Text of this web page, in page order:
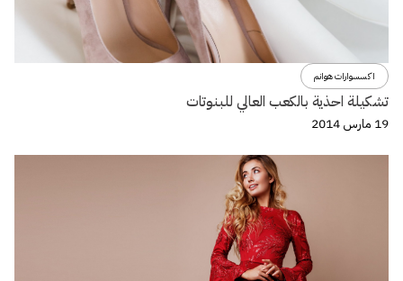
اكسسوارات هوانم
تشكيلة احذية بالكعب العالي للبنوتات
19 مارس 2014